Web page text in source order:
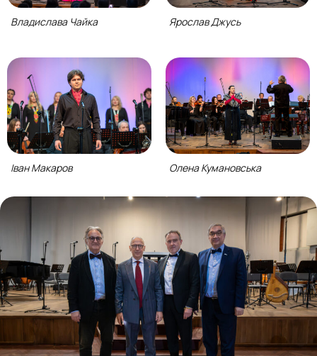
Владислава Чайка Ярослав Джусь
Іван Макаров Олена Кумановська